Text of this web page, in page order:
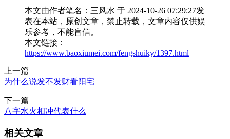
本文由作者笔名：三风水 于 2024-10-26 07:29:27发
表在本站，原创文章，禁止转载，文章内容仅供娱
乐参考，不能盲信。
本文链接：
https://www.baoxiumei.com/fengshuiky/1397.html
上一篇
为什么说发不发财看阳宅
下一篇
八字水火相冲代表什么
相关文章